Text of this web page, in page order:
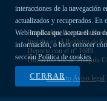
interacciones de la navegación
actualizados y recuperados. En
Web implica que acepta el uso
información, o bien conocer
secciónPolítica de cookies
CERRAR
Fundación Bancaria
Inscrita en el Registro de
Deporte con el nº 1689.
Domicilio social: Joaquín
ContactoAviso legal